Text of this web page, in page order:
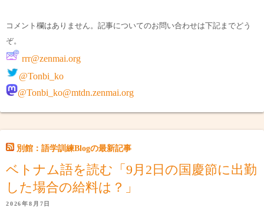
コメント欄はありません。記事についてのお問い合わせは下記までどう
ぞ。
rrr@zenmai.org
@Tonbi_ko
@Tonbi_ko@mtdn.zenmai.org
別館：語学訓練Blogの最新記事
ベトナム語を読む「9月2日の国慶節に出勤
した場合の給料は？」
2026年8月7日